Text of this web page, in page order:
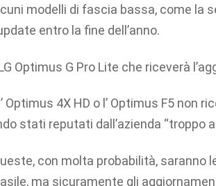
modelli di fascia bassa, come la
entro la fine dell’anno.
Optimus G Pro Lite che riceverà
4X HD o l’ Optimus F5 non
stati reputati dall’azienda “troppo
con molta probabilità, saranno
ma sicuramente gli